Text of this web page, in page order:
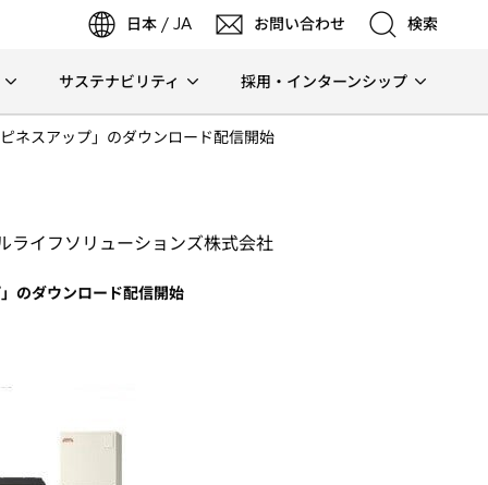
日本 / JA お問い合わせ 検索
検索
サステナビリティ 採用・インターンシップ
ネスアップ」のダウンロード配信開始
ライフソリューションズ株式会社
のダウンロード配信開始